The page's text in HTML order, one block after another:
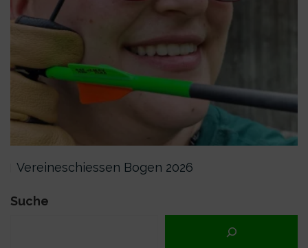
Vereineschiessen Bogen 2026
Suche